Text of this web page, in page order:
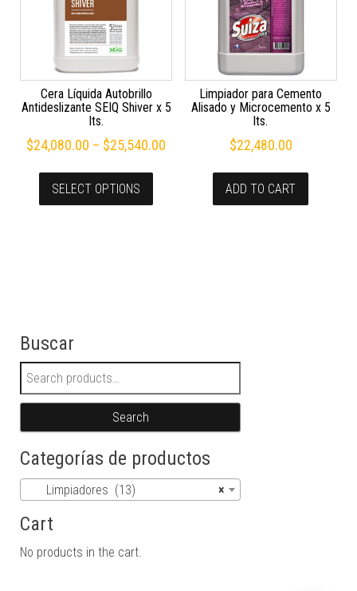
Cera Líquida Autobrillo
Antideslizante SEIQ Shiver x 5
lts.
$24,080.00 – $25,540.00
SELECT OPTIONS
Limpiador para Cemento
Alisado y Microcemento x 5
lts.
$22,480.00
ADD TO CART
Buscar
Search for:
Search
Categorías de productos
×
Limpiadores (13)
Cart
No products in the cart.